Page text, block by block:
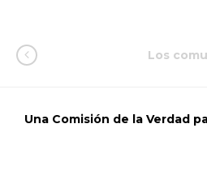
Los
Una Comisión de la Verdad